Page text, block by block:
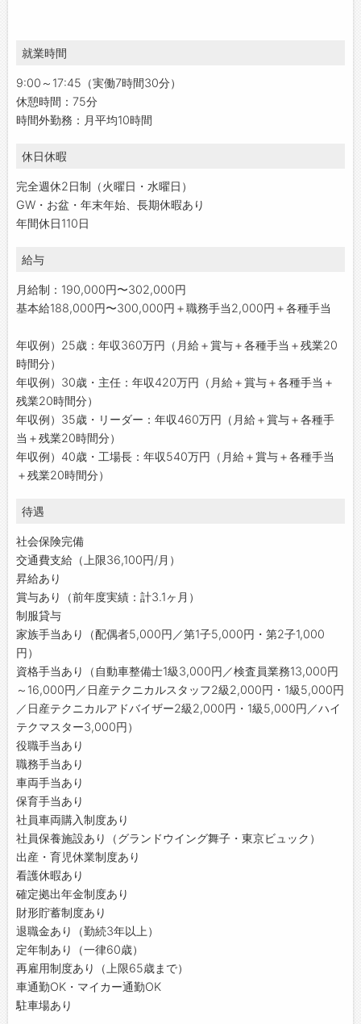
就業時間
9:00～17:45（実働7時間30分）
休憩時間：75分
時間外勤務：月平均10時間
休日休暇
完全週休2日制（火曜日・水曜日）
GW・お盆・年末年始、長期休暇あり
年間休日110日
給与
月給制：190,000円〜302,000円
基本給188,000円〜300,000円＋職務手当2,000円＋各種手当
年収例）25歳：年収360万円（月給＋賞与＋各種手当＋残業20
時間分）
年収例）30歳・主任：年収420万円（月給＋賞与＋各種手当＋
残業20時間分）
年収例）35歳・リーダー：年収460万円（月給＋賞与＋各種手
当＋残業20時間分）
年収例）40歳・工場長：年収540万円（月給＋賞与＋各種手当
＋残業20時間分）
待遇
社会保険完備
交通費支給（上限36,100円/月）
昇給あり
賞与あり（前年度実績：計3.1ヶ月）
制服貸与
家族手当あり（配偶者5,000円／第1子5,000円・第2子1,000
円）
資格手当あり（自動車整備士1級3,000円／検査員業務13,000円
～16,000円／日産テクニカルスタッフ2級2,000円・1級5,000円
／日産テクニカルアドバイザー2級2,000円・1級5,000円／ハイ
テクマスター3,000円）
役職手当あり
職務手当あり
車両手当あり
保育手当あり
社員車両購入制度あり
社員保養施設あり（グランドウイング舞子・東京ビュック）
出産・育児休業制度あり
看護休暇あり
確定拠出年金制度あり
財形貯蓄制度あり
退職金あり（勤続3年以上）
定年制あり（一律60歳）
再雇用制度あり（上限65歳まで）
車通勤OK・マイカー通勤OK
駐車場あり